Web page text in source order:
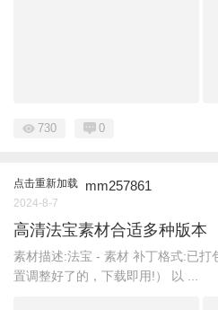
730 0
点击重新加载 mm257861
2024-8-7
高清法宝素材合适多种版本
素材描述:法宝 - 素材 补丁格式:已打
置调整好了的，下载即用!） 以 ...